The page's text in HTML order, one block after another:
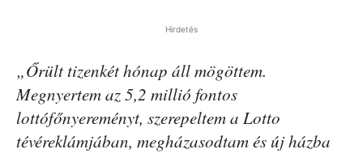
Hirdetés
„Őrült tizenkét hónap áll mögöttem.
Megnyertem az 5,2 millió fontos
lottófőnyereményt, szerepeltem a Lotto
tévéreklámjában, megházasodtam és új házba